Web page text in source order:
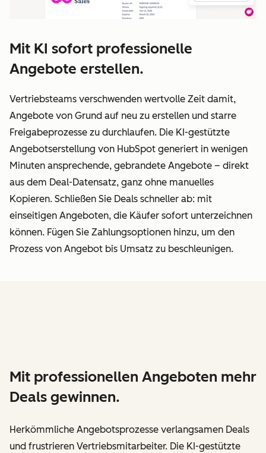
Mit KI sofort professionelle
Angebote erstellen.
Vertriebsteams verschwenden wertvolle Zeit damit,
Angebote von Grund auf neu zu erstellen und starre
Freigabeprozesse zu durchlaufen. Die KI-gestützte
Angebotserstellung von HubSpot generiert in wenigen
Minuten ansprechende, gebrandete Angebote – direkt
aus dem Deal-Datensatz, ganz ohne manuelles
Kopieren. Schließen Sie Deals schneller ab: mit
einseitigen Angeboten, die Käufer sofort unterzeichnen
können. Fügen Sie Zahlungsoptionen hinzu, um den
Prozess von Angebot bis Umsatz zu beschleunigen.
Mit professionellen Angeboten mehr
Deals gewinnen.
Herkömmliche Angebotsprozesse verlangsamen Deals
und frustrieren Vertriebsmitarbeiter. Die KI-gestützte